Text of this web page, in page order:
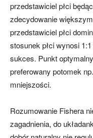
przedstawiciel płci
zdecydowanie
przedstawiciel płci
stosunek płci wynosi
sukces. Punkt
preferowany potomek
mniejszości.
Rozumowanie Fishera
zagadnienia, do